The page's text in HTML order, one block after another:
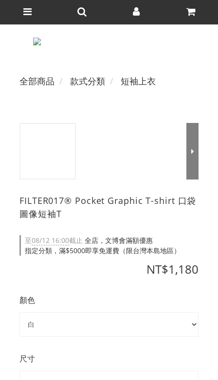
全部商品 款式分類 短袖上衣
FILTER017® Pocket Graphic T-shirt 口袋
圖像短袖T
至08/12 16:00截止 全店，文博會滿額優惠
指定分類，滿$5000即享免運費（限台灣本島地區）
NT$1,180
顏色
尺寸